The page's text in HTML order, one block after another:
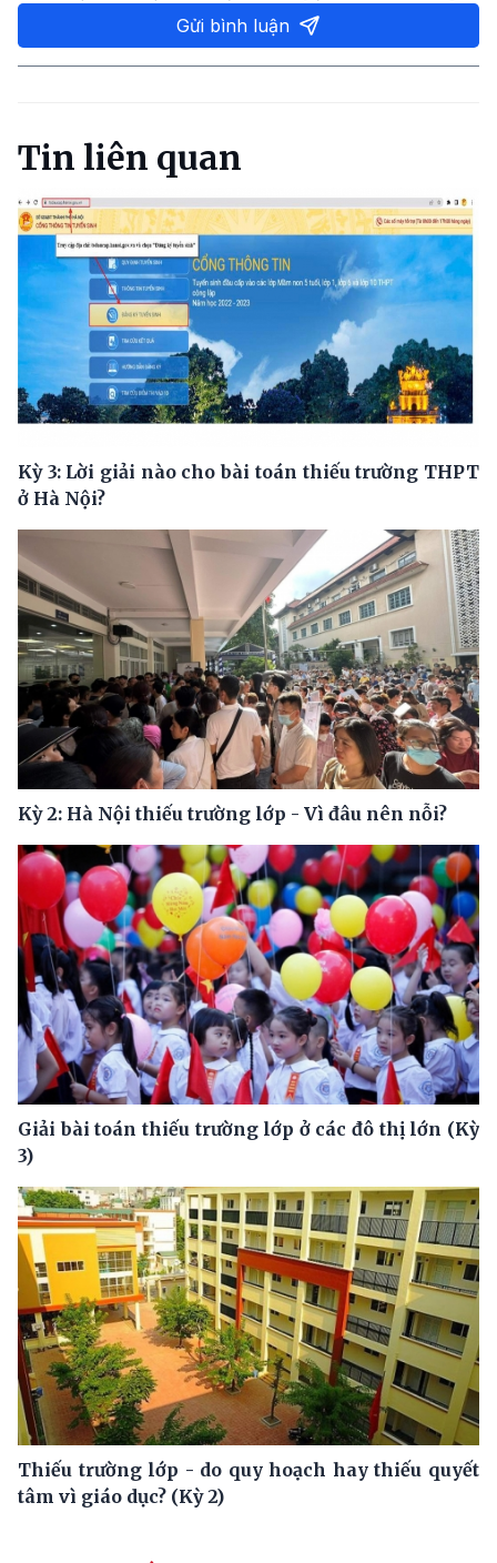
Gửi bình luận
Tin liên quan
Kỳ 3: Lời giải nào cho bài toán thiếu trường THPT
ở Hà Nội?
Kỳ 2: Hà Nội thiếu trường lớp - Vì đâu nên nỗi?
Giải bài toán thiếu trường lớp ở các đô thị lớn (Kỳ
3)
Thiếu trường lớp - do quy hoạch hay thiếu quyết
tâm vì giáo dục? (Kỳ 2)